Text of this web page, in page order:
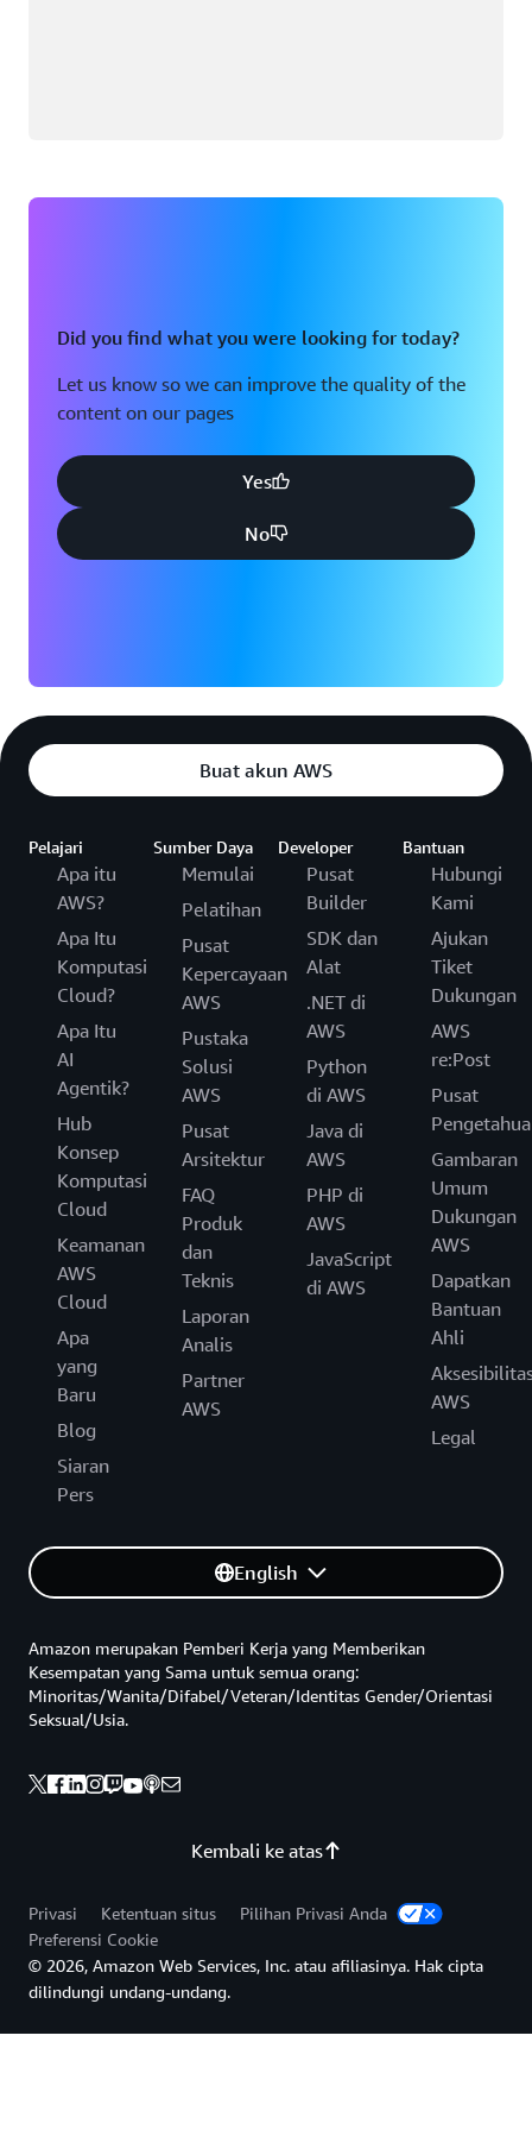
Did you find what you were looking for today?
Let us know so we can improve the quality of the
content on our pages
Yes
No
Buat akun AWS
Pelajari
Apa itu
AWS?
Apa Itu
Komputasi
Cloud?
Apa Itu
AI
Agentik?
Hub
Konsep
Komputasi
Cloud
Keamanan
AWS
Cloud
Apa
yang
Baru
Blog
Siaran
Pers
Sumber Daya
Memulai
Pelatihan
Pusat
Kepercayaan
AWS
Pustaka
Solusi
AWS
Pusat
Arsitektur
FAQ
Produk
dan
Teknis
Laporan
Analis
Partner
AWS
Developer
Pusat
Builder
SDK dan
Alat
.NET di
AWS
Python
di AWS
Java di
AWS
PHP di
AWS
JavaScript
di AWS
Bantuan
Hubungi
Kami
Ajukan
Tiket
Dukungan
AWS
re:Post
Pusat
Gambaran
Umum
Dukungan
AWS
Dapatkan
Bantuan
Ahli
AWS
Legal
English
Kembali ke atas
Amazon merupakan Pemberi Kerja yang Memberikan
Kesempatan yang Sama untuk semua orang:
Minoritas/Wanita/Difabel/Veteran/Identitas Gender/Orientasi
Seksual/Usia.
Privasi Ketentuan situs
Pilihan Privasi Anda
Preferensi Cookie
© 2026, Amazon Web Services, Inc. atau afiliasinya. Hak cipta
dilindungi undang-undang.